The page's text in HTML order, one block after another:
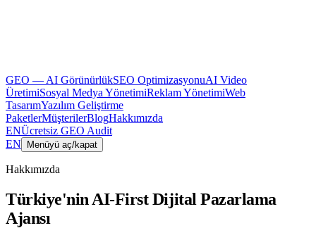
GEO — AI GörünürlükSEO OptimizasyonuAI Video
ÜretimiSosyal Medya YönetimiReklam YönetimiWeb
TasarımYazılım Geliştirme
PaketlerMüşterilerBlogHakkımızda
ENÜcretsiz GEO Audit
EN
Menüyü aç/kapat
Hakkımızda
Türkiye'nin AI-FirstDijital Pazarlama
Ajansı